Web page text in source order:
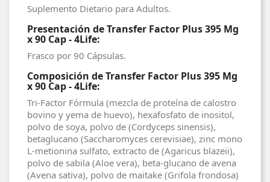
Suplemento Dietario para Adultos.
Presentación de Transfer Factor Plus 395 Mg
x 90 Cap - 4Life:
Frasco por 90 Cápsulas.
Composición de Transfer Factor Plus 395 Mg
x 90 Cap - 4Life:
Tri-Factor Fórmula (mezcla de proteína de calostro
bovino y yema de huevo), hexafosfato de inositol,
polvo de soya, polvo de (Cordyceps sinensis),
betaglucano (Saccharomyces cerevisiae), zinc mono
L-metionina sulfato, extracto de (Agaricus blazeii),
polvo de sabila (Aloe vera), beta-glucano de avena
(Avena sativa), polvo de maitake (Grifola frondosa)